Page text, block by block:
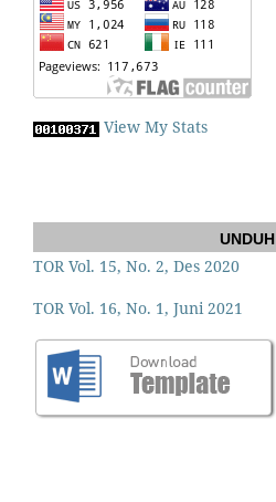
View My Stats
UNDUH
TOR Vol. 15, No. 2, Des 2020
TOR Vol. 16, No. 1, Juni 2021